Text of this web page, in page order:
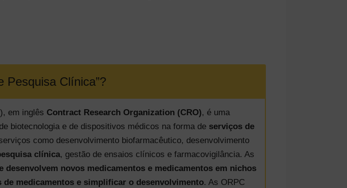
Pesquisa Clínica”?
em inglês Contract Research Organization (CRO), é uma
biotecnologia e de dispositivos médicos na forma de serviços de
como desenvolvimento biofarmacêutico, desenvolvimento
clínica, gestão de ensaios clínicos e farmacovigilância. As
desenvolvem novos medicamentos e medicamentos em nichos
medicamentos e simplificar o desenvolvimento. As ORPC